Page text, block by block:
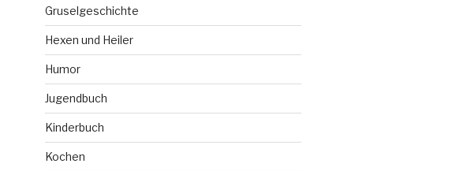
Gruselgeschichte
Hexen und Heiler
Humor
Jugendbuch
Kinderbuch
Kochen